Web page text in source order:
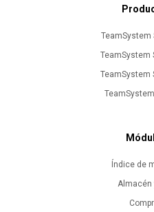
TeamSystem
TeamSystem
TeamSystem
Índice de
Almacén